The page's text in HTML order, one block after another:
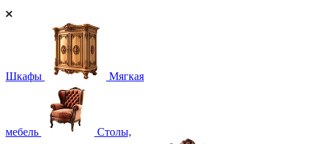
Шкафы Мягкая
мебель Столы,